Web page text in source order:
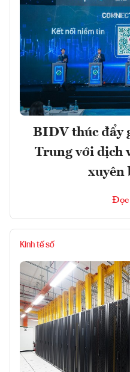
BIDV thúc đẩy
Trung với dịch
xuyên
Đọc
Kinh tế số